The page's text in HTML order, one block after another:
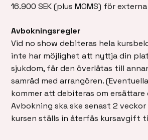
16.900 SEK (plus MOMS) för
Avbokningsregler
Vid no show debiteras hela
inte har möjlighet att nyttja din
sjukdom, får den överlåtas till
samråd med arrangören.
kommer att debiteras om ersättare
Avbokning ska ske senast 2 veckor
kursen ställs in återfås kursavgift